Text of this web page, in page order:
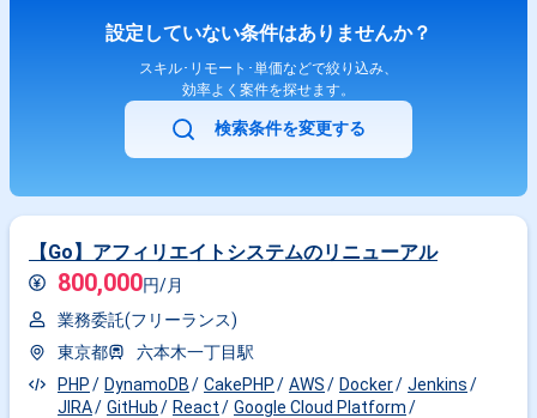
設定していない条件はありませんか？
スキル･リモート･単価などで絞り込み、
効率よく案件を探せます。
検索条件を変更する
【Go】アフィリエイトシステムのリニューアル
800,000円/月
業務委託(フリーランス)
東京都
六本木一丁目駅
PHP
DynamoDB CakePHP AWS Docker
Jenkins
JIRA
GitHub React
Google Cloud Platform